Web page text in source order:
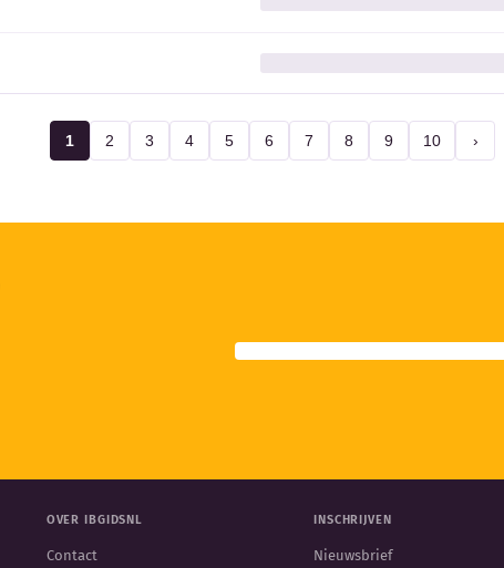
1 2 3 4 5 6 7 8 9 10 ›
OVER IBGIDSNL
Contact
INSCHRIJVEN
Nieuwsbrief